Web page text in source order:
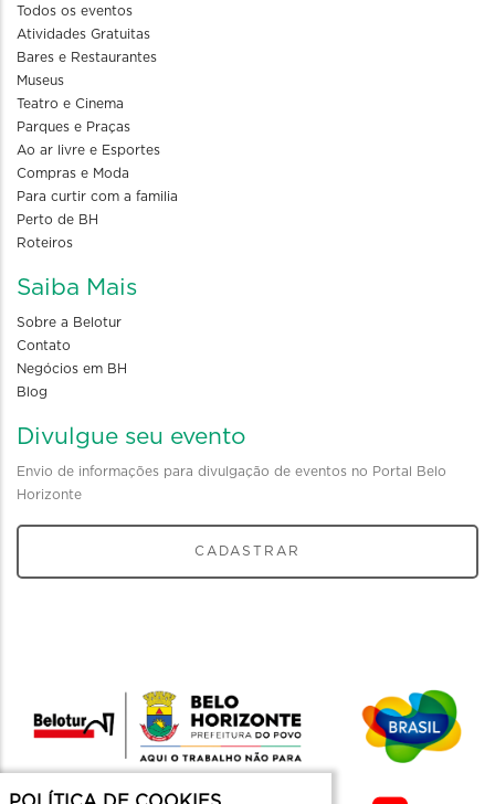
Todos os eventos
Atividades Gratuitas
Bares e Restaurantes
Museus
Teatro e Cinema
Parques e Praças
Ao ar livre e Esportes
Compras e Moda
Para curtir com a familia
Perto de BH
Roteiros
Saiba Mais
Sobre a Belotur
Contato
Negócios em BH
Blog
Divulgue seu evento
Envio de informações para divulgação de eventos no Portal Belo
Horizonte
CADASTRAR